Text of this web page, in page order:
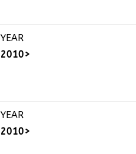
YEAR
2010>
YEAR
2010>